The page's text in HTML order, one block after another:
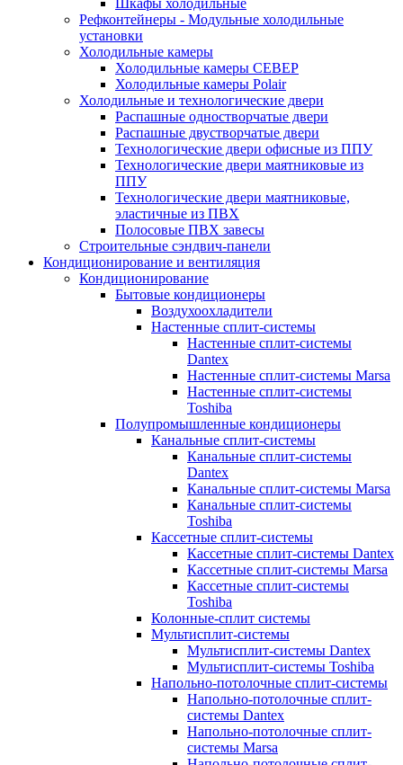
Шкафы холодильные
Рефконтейнеры - Модульные холодильные
установки
Холодильные камеры
Холодильные камеры СЕВЕР
Холодильные камеры Polair
Холодильные и технологические двери
Распашные одностворчатые двери
Распашные двустворчатые двери
Технологические двери офисные из ППУ
Технологические двери маятниковые из
ППУ
Технологические двери маятниковые,
эластичные из ПВХ
Полосовые ПВХ завесы
Строительные сэндвич-панели
Кондиционирование и вентиляция
Кондиционирование
Бытовые кондиционеры
Воздухоохладители
Настенные сплит-системы
Настенные сплит-системы
Dantex
Настенные сплит-системы Marsa
Настенные сплит-системы
Toshiba
Полупромышленные кондиционеры
Канальные сплит-системы
Канальные сплит-системы
Dantex
Канальные сплит-системы Marsa
Канальные сплит-системы
Toshiba
Кассетные сплит-системы
Кассетные сплит-системы Dantex
Кассетные сплит-системы Marsa
Кассетные сплит-системы
Toshiba
Колонные-сплит системы
Мультисплит-системы
Мультисплит-системы Dantex
Мультисплит-системы Toshiba
Напольно-потолочные сплит-системы
Напольно-потолочные сплит-
системы Dantex
Напольно-потолочные сплит-
системы Marsa